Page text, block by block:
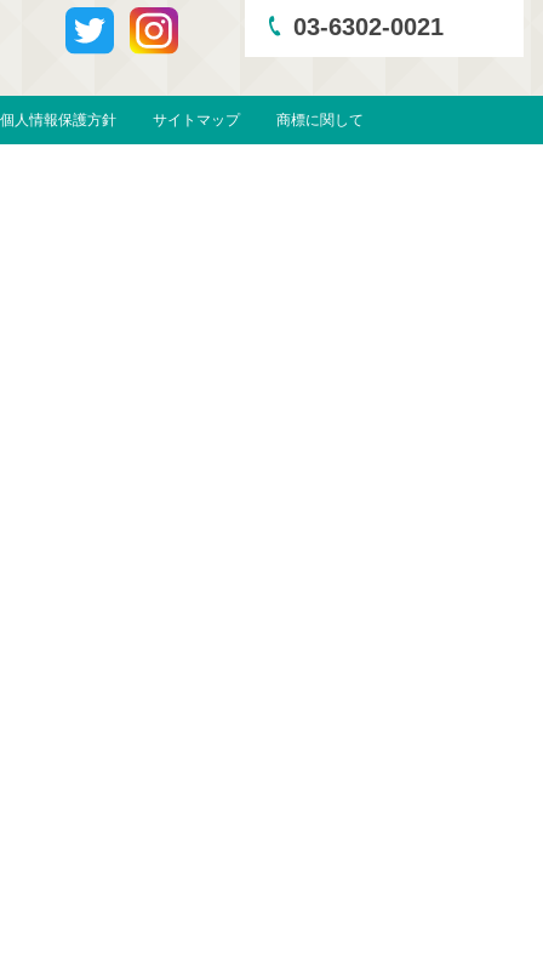
03-6302-0021
個人情報保護方針 サイトマップ 商標に関して